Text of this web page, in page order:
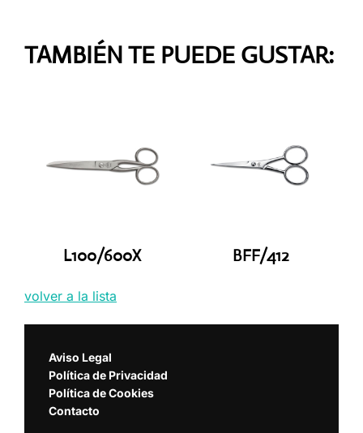
TAMBIÉN TE PUEDE GUSTAR:
L100/600X BFF/412
volver a la lista
Aviso Legal
Política de Privacidad
Política de Cookies
Contacto